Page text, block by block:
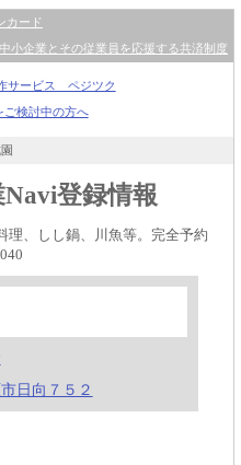
カード
中小企業とその従業員を応援する共済制度
サービス ペジツク
ご検討中の方へ
登録情報
理、しし鍋、川魚等。完全予約
日向７５２